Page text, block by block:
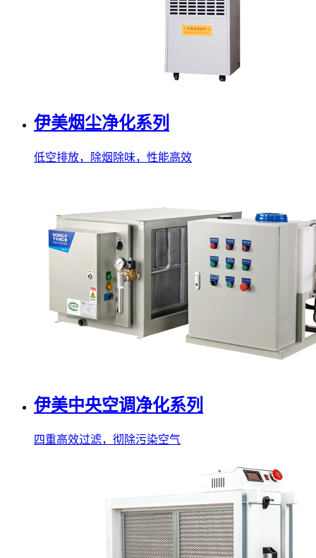
伊美烟尘净化系列
低空排放，除烟除味，性能高效
伊美中央空调净化系列
四重高效过滤，彻除污染空气